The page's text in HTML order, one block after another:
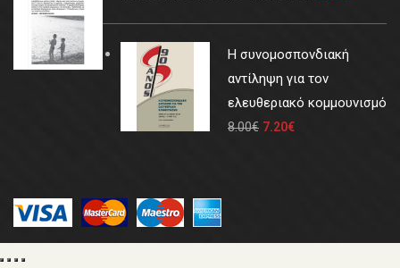
Η συνομοσπονδιακή
αντίληψη για τον
ελευθεριακό κομμουνισμό
8.00€ 7.20€